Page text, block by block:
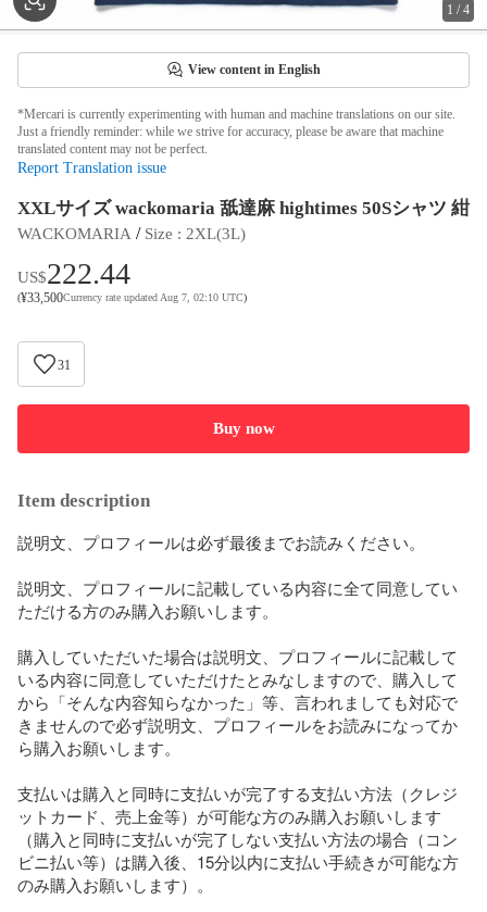
1 /4
View content in English
*Mercari is currently experimenting with human and machine translations on our site.
Just a friendly reminder: while we strive for accuracy, please be aware that machine
translated content may not be perfect.
Report Translation issue
XXLサイズ wackomaria 舐達麻 hightimes 50Sシャツ 紺
WACKOMARIA / Size : 2XL(3L)
US$222.44
(¥33,500Currency rate updated Aug 7, 02:10 UTC)
31
Buy now
Item description
説明文、プロフィールは必ず最後までお読みください。
説明文、プロフィールに記載している内容に全て同意してい
ただける方のみ購入お願いします。
購入していただいた場合は説明文、プロフィールに記載して
いる内容に同意していただけたとみなしますので、購入して
から「そんな内容知らなかった」等、言われましても対応で
きませんので必ず説明文、プロフィールをお読みになってか
ら購入お願いします。
支払いは購入と同時に支払いが完了する支払い方法（クレジ
ットカード、売上金等）が可能な方のみ購入お願いします
（購入と同時に支払いが完了しない支払い方法の場合（コン
ビニ払い等）は購入後、15分以内に支払い手続きが可能な方
のみ購入お願いします）。